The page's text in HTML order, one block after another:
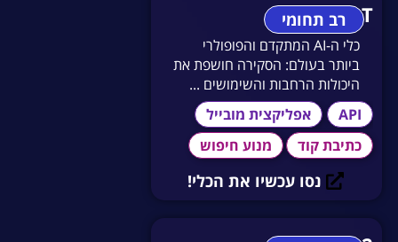
רב תחומי
ChatGPT
כלי ה-AI המתקדם והפופולרי
ביותר בעולם: הסקירה חושפת את
היכולות הרחבות והשימושים ...
API
אפליקצית מובייל
כתיבת קוד
מנוע חיפוש
נסו עכשיו את הכלי!